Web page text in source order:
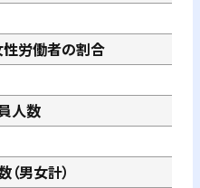
労働者の割合
人数
男女計）